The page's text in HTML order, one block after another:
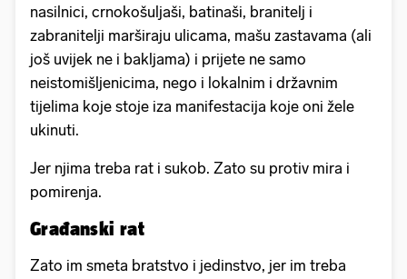
nasilnici, crnokošuljaši, batinaši, branitelj i
zabranitelji marširaju ulicama, mašu zastavama (ali
još uvijek ne i bakljama) i prijete ne samo
neistomišljenicima, nego i lokalnim i državnim
tijelima koje stoje iza manifestacija koje oni žele
ukinuti.
Jer njima treba rat i sukob. Zato su protiv mira i
pomirenja.
Građanski rat
Zato im smeta bratstvo i jedinstvo, jer im treba